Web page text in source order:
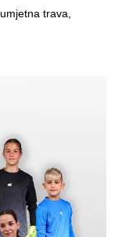
trava,